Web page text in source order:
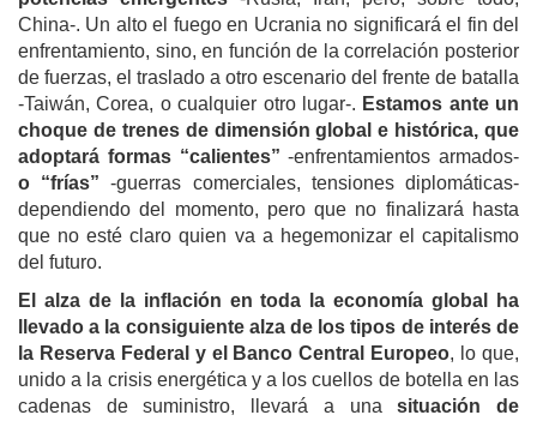
China-. Un alto el fuego en Ucrania no significará el fin del
enfrentamiento, sino, en función de la correlación posterior
de fuerzas, el traslado a otro escenario del frente de batalla
-Taiwán, Corea, o cualquier otro lugar-. Estamos ante un
choque de trenes de dimensión global e histórica, que
adoptará formas “calientes” -enfrentamientos armados-
o “frías” -guerras comerciales, tensiones diplomáticas-
dependiendo del momento, pero que no finalizará hasta
que no esté claro quien va a hegemonizar el capitalismo
del futuro.
El alza de la inflación en toda la economía global ha
llevado a la consiguiente alza de los tipos de interés de
la Reserva Federal y el Banco Central Europeo, lo que,
unido a la crisis energética y a los cuellos de botella en las
cadenas de suministro, llevará a una situación de